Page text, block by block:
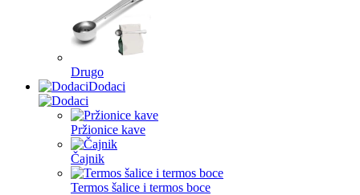
Drugo
Dodaci
Pržionice kave
Čajnik
Termos šalice i termos boce